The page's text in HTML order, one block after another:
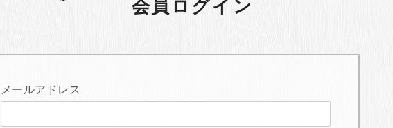
会員ログイン
メールアドレス